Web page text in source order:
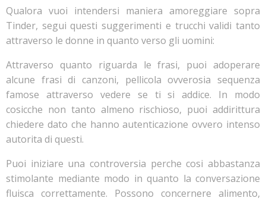
Qualora vuoi intendersi maniera amoreggiare sopra
Tinder, segui questi suggerimenti e trucchi validi tanto
attraverso le donne in quanto verso gli uomini:
Attraverso quanto riguarda le frasi, puoi adoperare
alcune frasi di canzoni, pellicola ovverosia sequenza
famose attraverso vedere se ti si addice. In modo
cosicche non tanto almeno rischioso, puoi addirittura
chiedere dato che hanno autenticazione ovvero intenso
autorita di questi.
Puoi iniziare una controversia perche cosi abbastanza
stimolante mediante modo in quanto la conversazione
fluisca correttamente. Possono concernere alimento,